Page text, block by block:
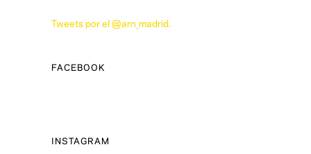
Tweets por el @arn_madrid.
FACEBOOK
INSTAGRAM